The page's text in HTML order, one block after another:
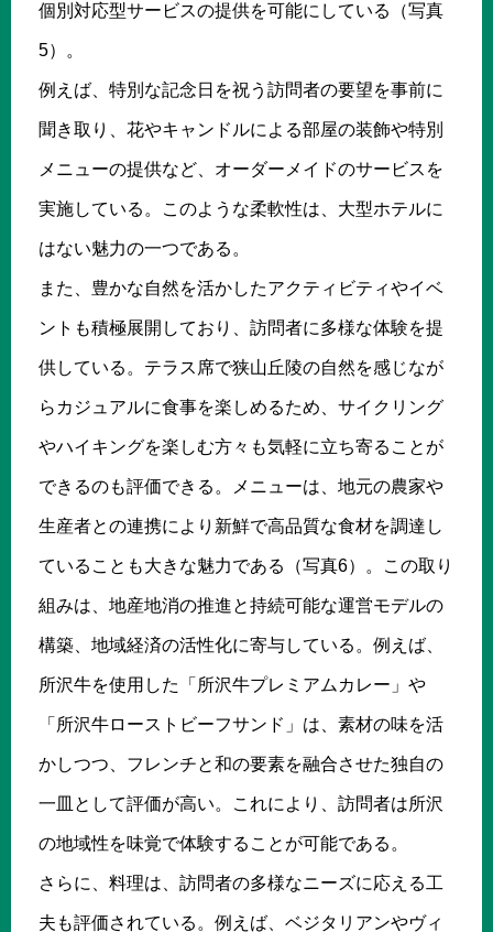
個別対応型サービスの提供を可能にしている（写真
5）。
例えば、特別な記念日を祝う訪問者の要望を事前に
聞き取り、花やキャンドルによる部屋の装飾や特別
メニューの提供など、オーダーメイドのサービスを
実施している。このような柔軟性は、大型ホテルに
はない魅力の一つである。
また、豊かな自然を活かしたアクティビティやイベ
ントも積極展開しており、訪問者に多様な体験を提
供している。テラス席で狭山丘陵の自然を感じなが
らカジュアルに食事を楽しめるため、サイクリング
やハイキングを楽しむ方々も気軽に立ち寄ることが
できるのも評価できる。メニューは、地元の農家や
生産者との連携により新鮮で高品質な食材を調達し
ていることも大きな魅力である（写真6）。この取り
組みは、地産地消の推進と持続可能な運営モデルの
構築、地域経済の活性化に寄与している。例えば、
所沢牛を使用した「所沢牛プレミアムカレー」や
「所沢牛ローストビーフサンド」は、素材の味を活
かしつつ、フレンチと和の要素を融合させた独自の
一皿として評価が高い。これにより、訪問者は所沢
の地域性を味覚で体験することが可能である。
さらに、料理は、訪問者の多様なニーズに応える工
夫も評価されている。例えば、ベジタリアンやヴィ